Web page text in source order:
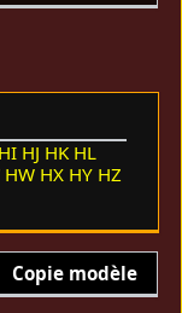
HI HJ HK HL
HW HX HY HZ
Copie modèle